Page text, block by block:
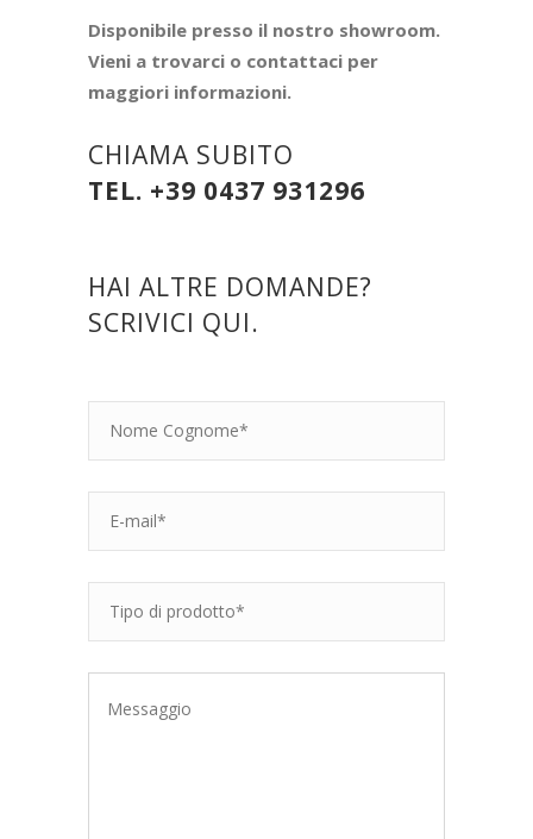
Disponibile presso il nostro showroom.
Vieni a trovarci o contattaci per
maggiori informazioni.
CHIAMA SUBITO
TEL. +39 0437 931296
HAI ALTRE DOMANDE?
SCRIVICI QUI.